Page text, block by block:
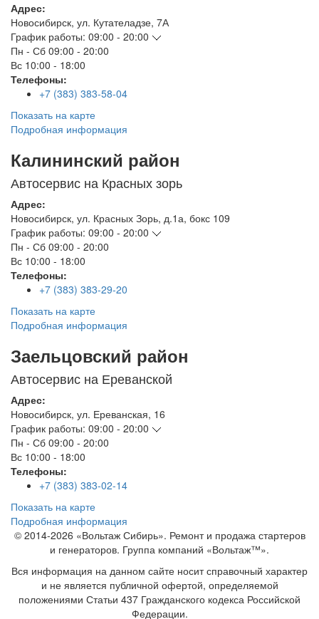
Адрес:
Новосибирск, ул. Кутателадзе, 7А
График работы: 09:00 - 20:00
Пн - Сб 09:00 - 20:00
Вс 10:00 - 18:00
Телефоны:
+7 (383) 383-58-04
Показать на карте
Подробная информация
Калининский район
Автосервис на Красных зорь
Адрес:
Новосибирск, ул. Красных Зорь, д.1а, бокс 109
График работы: 09:00 - 20:00
Пн - Сб 09:00 - 20:00
Вс 10:00 - 18:00
Телефоны:
+7 (383) 383-29-20
Показать на карте
Подробная информация
Заельцовский район
Автосервис на Ереванской
Адрес:
Новосибирск, ул. Ереванская, 16
График работы: 09:00 - 20:00
Пн - Сб 09:00 - 20:00
Вс 10:00 - 18:00
Телефоны:
+7 (383) 383-02-14
Показать на карте
Подробная информация
© 2014-2026 «Вольтаж Сибирь». Ремонт и продажа стартеров
и генераторов. Группа компаний «Вольтаж™».
Вся информация на данном сайте носит справочный характер
и не является публичной офертой, определяемой
положениями Статьи 437 Гражданского кодекса Российской
Федерации.